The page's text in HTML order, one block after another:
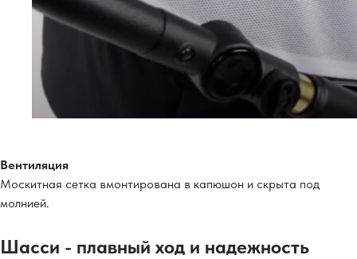
Вентиляция
Москитная сетка вмонтирована в капюшон и скрыта под
молнией.
Шасси - плавный ход и надежность